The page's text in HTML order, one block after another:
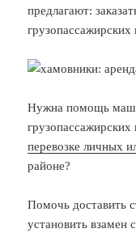
предлагают:
грузопассажирских
Нужна помощь
перевозке личных
районе?
Помочь доставить
установить взамен